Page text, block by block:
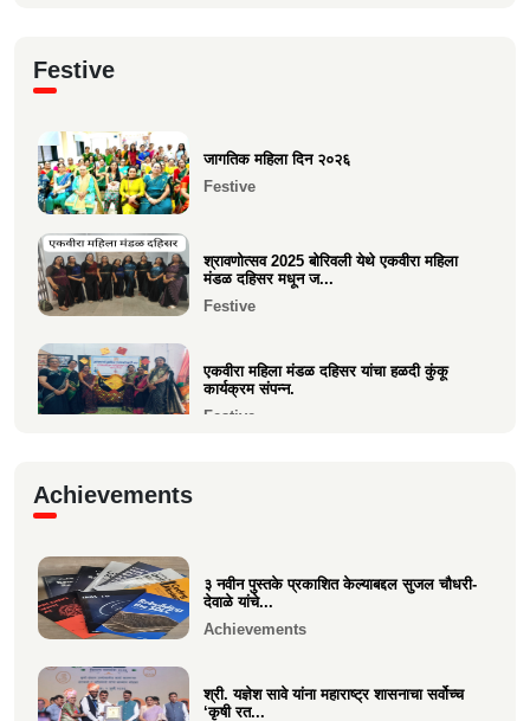
चे प्रकाशन
Festive
जागतिक महिला दिन २०२६
Festive
श्रावणोत्सव 2025 बोरिवली येथे एकवीरा महिला
मंडळ दहिसर मधून ज...
Festive
एकवीरा महिला मंडळ दहिसर यांचा हळदी कुंकू
कार्यक्रम संपन्न.
Festive
श्री. श्रीहास चुरी यांच्या आयईसीए फाउंडेशनच्या
पुरुष वृद्धाश...
Festive
Achievements
३ नवीन पुस्तके प्रकाशित केल्याबद्दल सुजल चौधरी-
देवाळे यांचे...
Achievements
श्री. यज्ञेश सावे यांना महाराष्ट्र शासनाचा सर्वोच्च
‘कृषी रत...